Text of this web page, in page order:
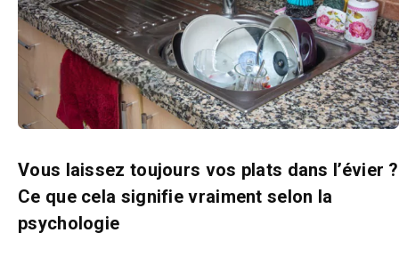
Vous laissez toujours vos plats dans l’évier ?
Ce que cela signifie vraiment selon la
psychologie